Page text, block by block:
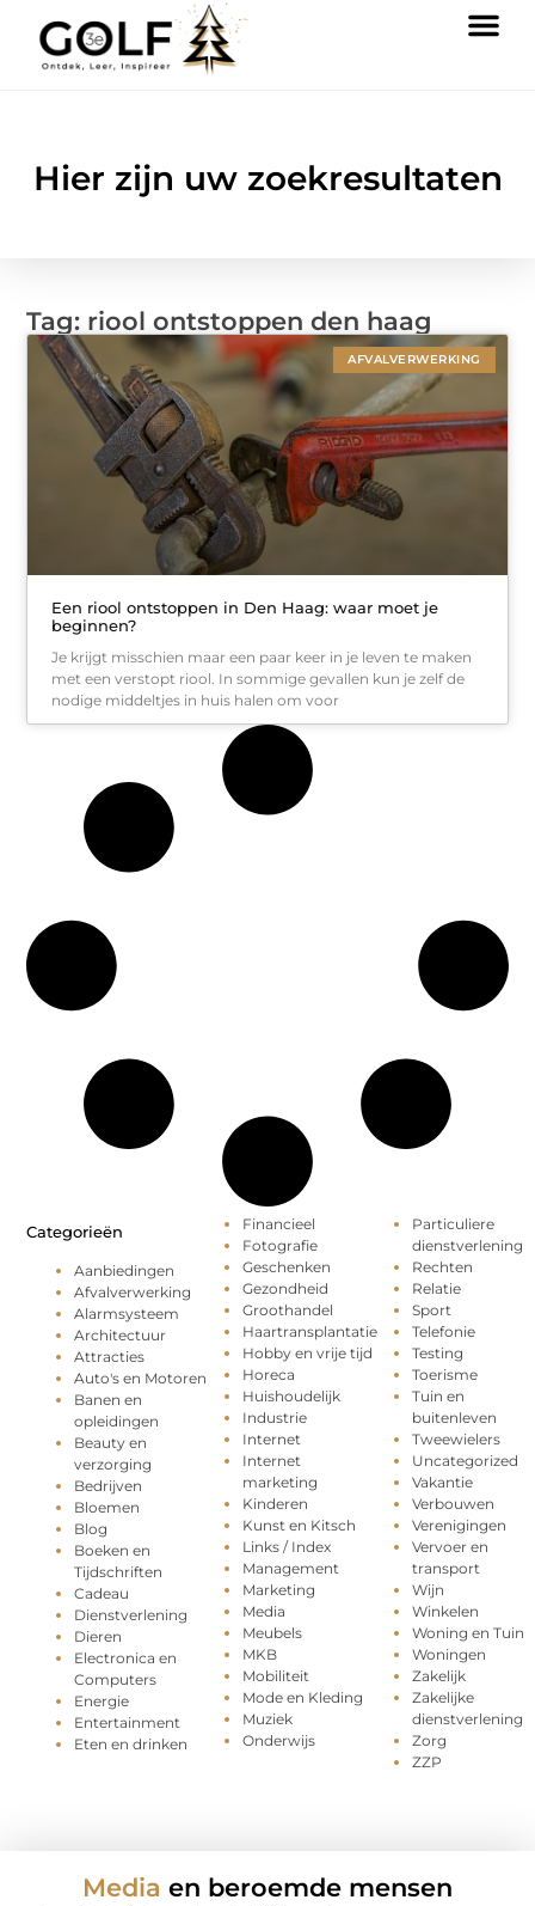
Hier zijn uw zoekresultaten
Tag: riool ontstoppen den haag
AFVALVERWERKING
Een riool ontstoppen in Den Haag: waar moet je
beginnen?
Je krijgt misschien maar een paar keer in je leven te maken
met een verstopt riool. In sommige gevallen kun je zelf de
nodige middeltjes in huis halen om voor
Categorieën
Aanbiedingen
Afvalverwerking
Alarmsysteem
Architectuur
Attracties
Auto's en Motoren
Banen en
opleidingen
Beauty en
verzorging
Bedrijven
Bloemen
Blog
Boeken en
Tijdschriften
Cadeau
Dienstverlening
Dieren
Electronica en
Computers
Energie
Entertainment
Eten en drinken
Financieel
Fotografie
Geschenken
Gezondheid
Groothandel
Haartransplantatie
Hobby en vrije tijd
Horeca
Huishoudelijk
Industrie
Internet
Internet
marketing
Kinderen
Kunst en Kitsch
Links / Index
Management
Marketing
Media
Meubels
MKB
Mobiliteit
Mode en Kleding
Muziek
Onderwijs
Particuliere
dienstverlening
Rechten
Relatie
Sport
Telefonie
Testing
Toerisme
Tuin en
buitenleven
Tweewielers
Uncategorized
Vakantie
Verbouwen
Verenigingen
Vervoer en
transport
Wijn
Winkelen
Woning en Tuin
Woningen
Zakelijk
Zakelijke
dienstverlening
Zorg
ZZP
Media en beroemde mensen